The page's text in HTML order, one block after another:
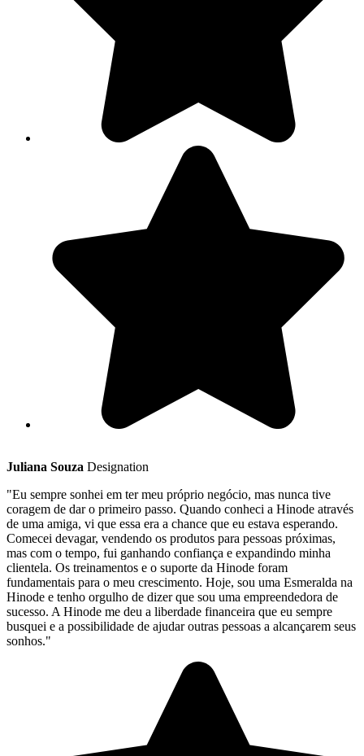
Juliana Souza Designation
"Eu sempre sonhei em ter meu próprio negócio, mas nunca tive
coragem de dar o primeiro passo. Quando conheci a Hinode através
de uma amiga, vi que essa era a chance que eu estava esperando.
Comecei devagar, vendendo os produtos para pessoas próximas,
mas com o tempo, fui ganhando confiança e expandindo minha
clientela. Os treinamentos e o suporte da Hinode foram
fundamentais para o meu crescimento. Hoje, sou uma Esmeralda na
Hinode e tenho orgulho de dizer que sou uma empreendedora de
sucesso. A Hinode me deu a liberdade financeira que eu sempre
busquei e a possibilidade de ajudar outras pessoas a alcançarem seus
sonhos."